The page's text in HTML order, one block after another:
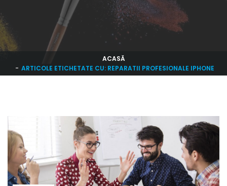
ACASĂ
ARTICOLE ETICHETATE CU: REPARATII PROFESIONALE IPHONE